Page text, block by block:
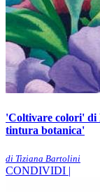
'Coltivare colori' di
tintura botanica'
di Tiziana Bartolini
CONDIVIDI |